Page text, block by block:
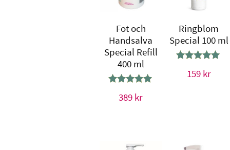
Fot och
Handsalva
Special Refill
400 ml
5.00
389 kr
Ringblom
Special 100 ml
4.80
159 kr